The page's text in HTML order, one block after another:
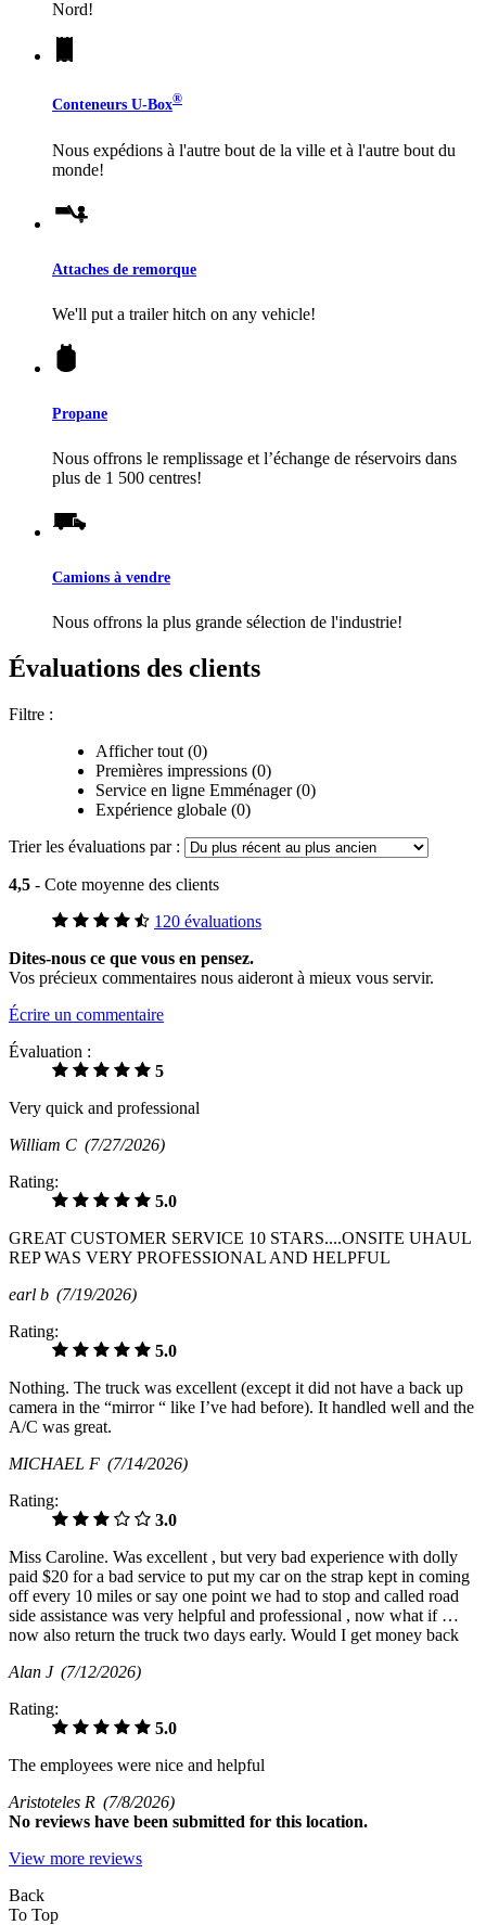
Nord!
Conteneurs U-Box®
Nous expédions à l'autre bout de la ville et à l'autre bout du
monde!
Attaches de remorque
We'll put a trailer hitch on any vehicle!
Propane
Nous offrons le remplissage et l’échange de réservoirs dans
plus de 1 500 centres!
Camions à vendre
Nous offrons la plus grande sélection de l'industrie!
Évaluations des clients
Filtre :
Afficher tout (0)
Premières impressions (0)
Service en ligne Emménager (0)
Expérience globale (0)
Trier les évaluations par :
4,5 - Cote moyenne des clients
120 évaluations
Dites-nous ce que vous en pensez.
Vos précieux commentaires nous aideront à mieux vous servir.
Écrire un commentaire
Évaluation :
5
Very quick and professional
William C (7/27/2026)
Rating:
5.0
GREAT CUSTOMER SERVICE 10 STARS....ONSITE UHAUL
REP WAS VERY PROFESSIONAL AND HELPFUL
earl b (7/19/2026)
Rating:
5.0
Nothing. The truck was excellent (except it did not have a back up
camera in the “mirror “ like I’ve had before). It handled well and the
A/C was great.
MICHAEL F (7/14/2026)
Rating:
3.0
Miss Caroline. Was excellent , but very bad experience with dolly
paid $20 for a bad service to put my car on the strap kept in coming
off every 10 miles or say one point we had to stop and called road
side assistance was very helpful and professional , now what if …
now also return the truck two days early. Would I get money back
Alan J (7/12/2026)
Rating:
5.0
The employees were nice and helpful
Aristoteles R (7/8/2026)
No reviews have been submitted for this location.
View more reviews
Back
To Top